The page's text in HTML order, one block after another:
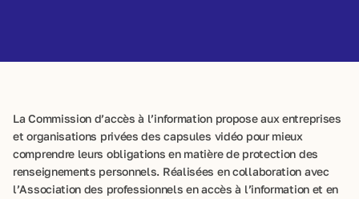
La Commission d’accès à l’information propose aux entreprises
et organisations privées des capsules vidéo pour mieux
comprendre leurs obligations en matière de protection des
renseignements personnels. Réalisées en collaboration avec
l’Association des professionnels en accès à l’information et en